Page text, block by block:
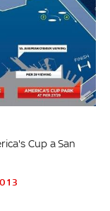
Cup a San